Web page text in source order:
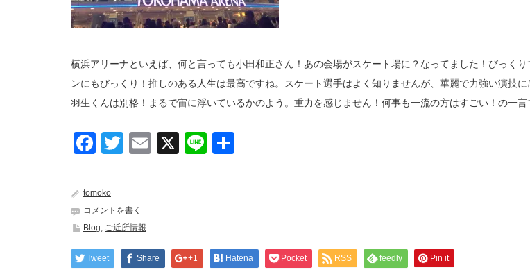
横浜アリーナといえば、何と言っても小田和正さん！あの会場がスケート場に？なってました！びっく
ンにもびっくり！推しのある人生は最高ですね。スケート選手はよく知りませんが、華麗で力強い演技
羽生くんは別格！まるで宙に浮いているかのよう。重力を感じません！何事も一流の方はすごい！の一言
Facebook
Twitter
Email
X Line
tomoko
コメントを書く
Blog, ご近所情報
Tweet Share +1 Hatena Pocket RSS feedly Pin it